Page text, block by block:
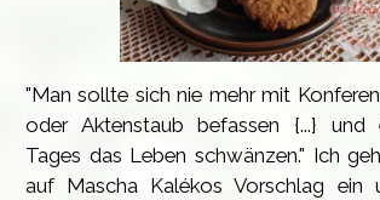
"Man sollte sich nie mehr mit
oder Aktenstaub befassen {...} und
Tages das Leben schwänzen." Ich
auf Mascha Kalékos Vorschlag ein